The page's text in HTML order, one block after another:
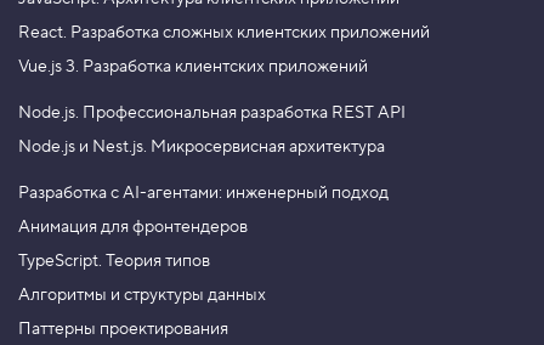
React. Разработка сложных клиентских приложений
Vue.js 3. Разработка клиентских приложений
Node.js. Профессиональная разработка REST API
Node.js и Nest.js. Микросервисная архитектура
Разработка с AI-агентами: инженерный подход
Анимация для фронтендеров
TypeScript. Теория типов
Алгоритмы и структуры данных
Паттерны проектирования